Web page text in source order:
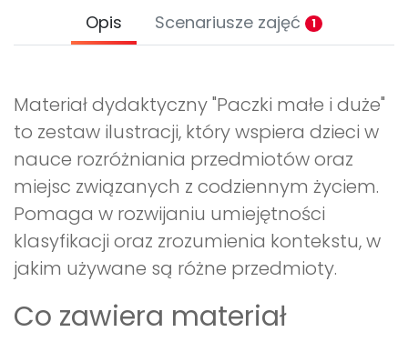
Opis Scenariusze zajęć 1
Materiał dydaktyczny "Paczki małe i duże"
to zestaw ilustracji, który wspiera dzieci w
nauce rozróżniania przedmiotów oraz
miejsc związanych z codziennym życiem.
Pomaga w rozwijaniu umiejętności
klasyfikacji oraz zrozumienia kontekstu, w
jakim używane są różne przedmioty.
Co zawiera materiał